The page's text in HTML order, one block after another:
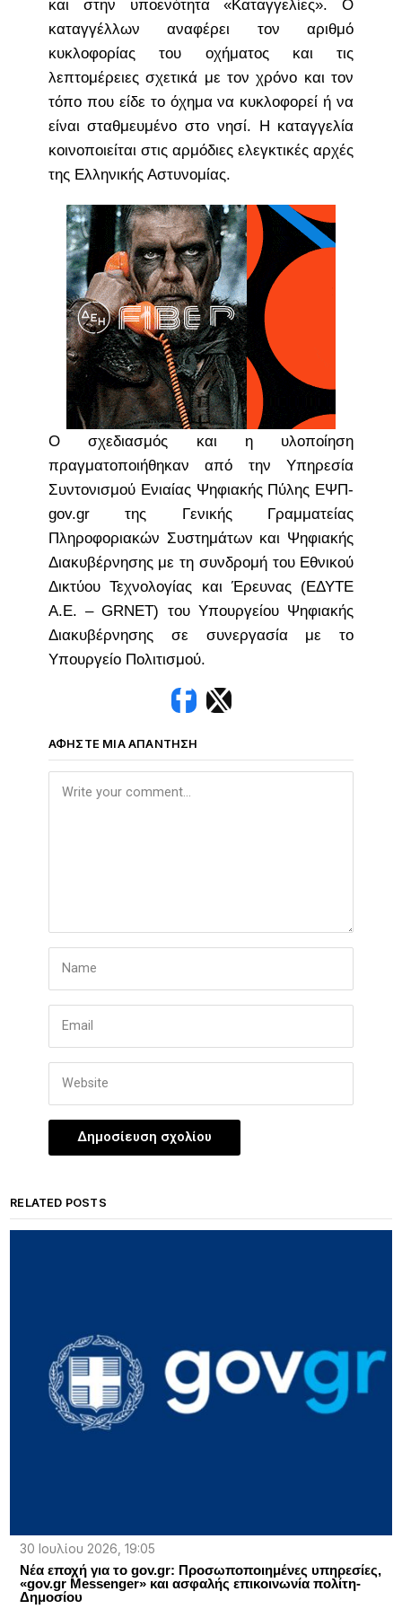
και στην υποενότητα «Καταγγελίες». Ο
καταγγέλλων αναφέρει τον αριθμό
κυκλοφορίας του οχήματος και τις
λεπτομέρειες σχετικά με τον χρόνο και τον
τόπο που είδε το όχημα να κυκλοφορεί ή να
είναι σταθμευμένο στο νησί. Η καταγγελία
κοινοποιείται στις αρμόδιες ελεγκτικές αρχές
της Ελληνικής Αστυνομίας.
Ο σχεδιασμός και η υλοποίηση
πραγματοποιήθηκαν από την Υπηρεσία
Συντονισμού Ενιαίας Ψηφιακής Πύλης ΕΨΠ-
gov.gr της Γενικής Γραμματείας
Πληροφοριακών Συστημάτων και Ψηφιακής
Διακυβέρνησης με τη συνδρομή του Εθνικού
Δικτύου Τεχνολογίας και Έρευνας (ΕΔΥΤΕ
Α.Ε. – GRNET) του Υπουργείου Ψηφιακής
Διακυβέρνησης σε συνεργασία με το
Υπουργείο Πολιτισμού.
ΑΦΉΣΤΕ ΜΙΑ ΑΠΆΝΤΗΣΗ
RELATED POSTS
30 Ιουλίου 2026, 19:05
Νέα εποχή για το gov.gr: Προσωποποιημένες υπηρεσίες,
«gov.gr Messenger» και ασφαλής επικοινωνία πολίτη-
Δημοσίου